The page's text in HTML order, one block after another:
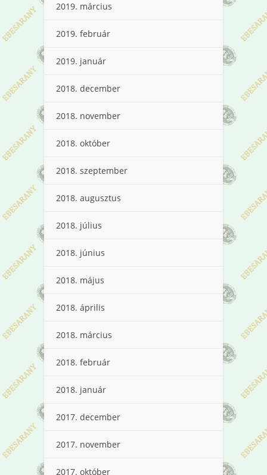
2019. március
2019. február
2019. január
2018. december
2018. november
2018. október
2018. szeptember
2018. augusztus
2018. július
2018. június
2018. május
2018. április
2018. március
2018. február
2018. január
2017. december
2017. november
2017. október